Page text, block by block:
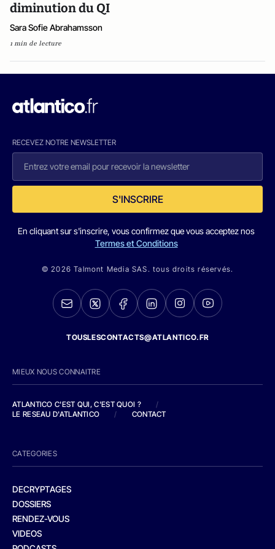
diminution du QI
Sara Sofie Abrahamsson
1 min de lecture
RECEVEZ NOTRE NEWSLETTER
S'INSCRIRE
En cliquant sur s'inscrire, vous confirmez que vous acceptez nos
Termes et Conditions
© 2026 Talmont Media SAS. tous droits réservés.
TOUSLESCONTACTS@ATLANTICO.FR
MIEUX NOUS CONNAITRE
ATLANTICO C'EST QUI, C'EST QUOI ?
/
LE RESEAU D'ATLANTICO
/ CONTACT
CATEGORIES
DECRYPTAGES
DOSSIERS
RENDEZ-VOUS
VIDEOS